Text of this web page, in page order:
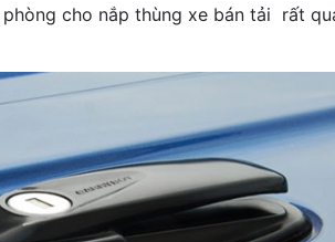
cho nắp thùng xe bán tải rất